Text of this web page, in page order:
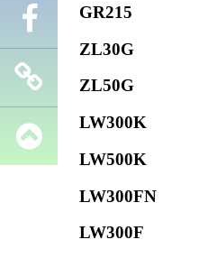
GR215
ZL30G
ZL50G
LW300K
LW500K
LW300FN
LW300F
Телефон
Facebook
Запчасти